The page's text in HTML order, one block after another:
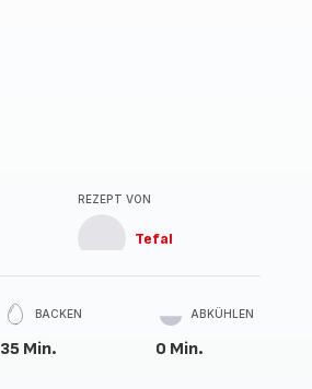
REZEPT VON
Tefal
BACKEN
35 Min.
ABKÜHLEN
0 Min.